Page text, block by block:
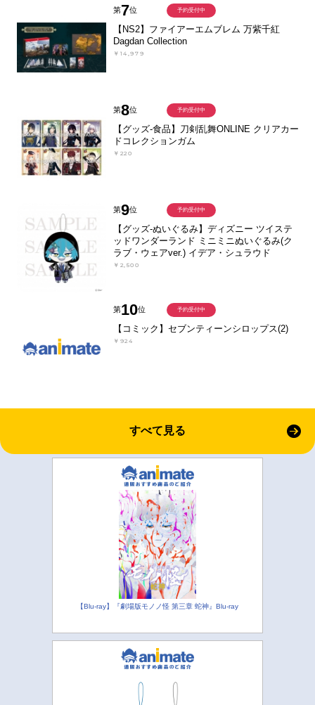
第7位
【NS2】ファイアーエムブレム 万紫千紅
Dagdan Collection
￥14,979
予約受付中
第8位
【グッズ-食品】刀剣乱舞ONLINE クリアカー
ドコレクションガム
￥220
予約受付中
第9位
【グッズ-ぬいぐるみ】ディズニー ツイステ
ッドワンダーランド ミニミニぬいぐるみ(ク
ラブ・ウェアver.) イデア・シュラウド
￥2,500
予約受付中
第10位
【コミック】セブンティーンシロップス(2)
￥924
予約受付中
すべて見る
【Blu-ray】『劇場版モノノ怪 第三章 蛇神』Blu-ray